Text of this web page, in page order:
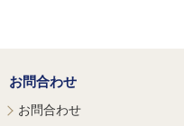
お問合わせ
お問合わせ